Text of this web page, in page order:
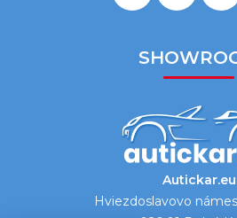
Autickar.eu
Hviezdoslavovo